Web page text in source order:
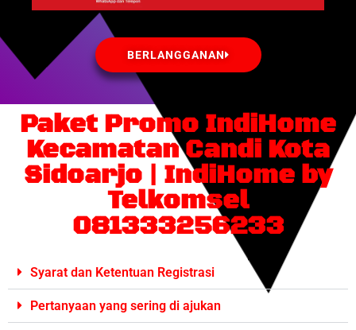
BERLANGGANAN
Paket Promo IndiHome
Kecamatan Candi Kota
Sidoarjo | IndiHome by
Telkomsel
081333256233
Syarat dan Ketentuan Registrasi
Pertanyaan yang sering di ajukan